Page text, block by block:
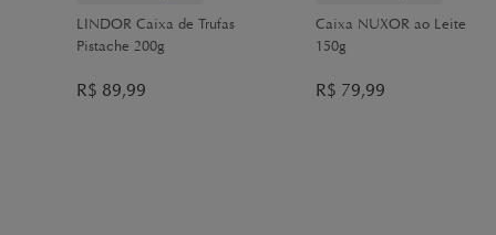
LINDOR Caixa de Trufas
Pistache 200g
R$ 89,99
Caixa NUXOR ao Leite
150g
R$ 79,99